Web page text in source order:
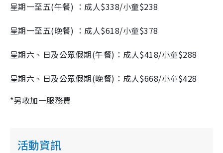
星期一至五(午餐) ：成人$338/小童$238
星期一至五(晚餐) ：成人$618/小童$378
星期六、日及公眾假期(午餐)：成人$418/小童$288
星期六、日及公眾假期(晚餐)：成人$668/小童$428
*另收加一服務費
活動資訊